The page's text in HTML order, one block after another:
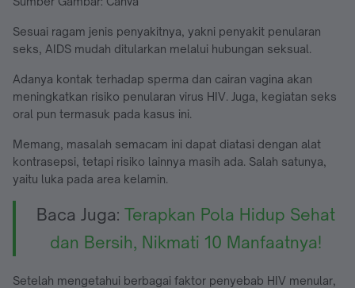
Sesuai ragam jenis penyakitnya, yakni penyakit penularan
seks, AIDS mudah ditularkan melalui hubungan seksual.
Adanya kontak terhadap sperma dan cairan vagina akan
meningkatkan risiko penularan virus HIV. Juga, kegiatan seks
oral pun termasuk pada kasus ini.
Memang, masalah semacam ini dapat diatasi dengan alat
kontrasepsi, tetapi risiko lainnya masih ada. Salah satunya,
yaitu luka pada area kelamin.
Baca Juga: Terapkan Pola Hidup Sehat
dan Bersih, Nikmati 10 Manfaatnya!
Setelah mengetahui berbagai faktor penyebab HIV menular,